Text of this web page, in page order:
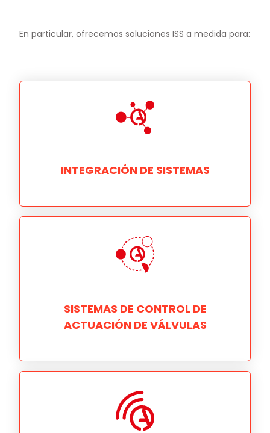
En particular, ofrecemos soluciones ISS a medida para:
INTEGRACIÓN DE SISTEMAS
SISTEMAS DE CONTROL DE
ACTUACIÓN DE VÁLVULAS